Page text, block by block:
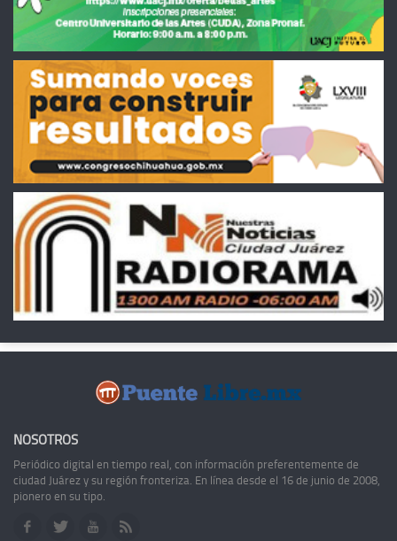
NOSOTROS
Periódico digital en tiempo real, con información preferentemente de
ciudad Juárez y su región fronteriza. En línea desde el 16 de junio de 2008,
pionero en su tipo.